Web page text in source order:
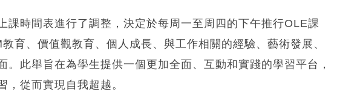
課時間表進行了調整，決定於每周一至周四的下午推行OLE課
育、價值觀教育、個人成長、與工作相關的經驗、藝術發展、
。此舉旨在為學生提供一個更加全面、互動和實踐的學習平台，
，從而實現自我超越。